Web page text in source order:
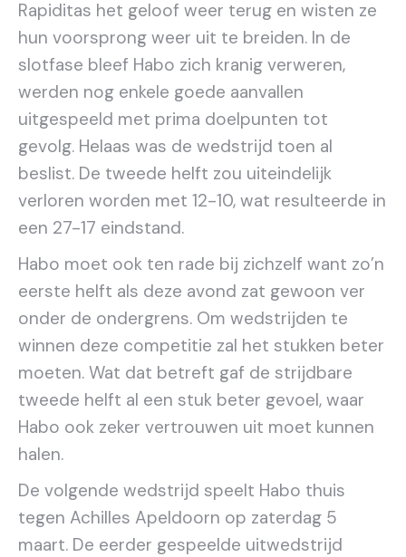
Rapiditas het geloof weer terug en wisten ze
hun voorsprong weer uit te breiden. In de
slotfase bleef Habo zich kranig verweren,
werden nog enkele goede aanvallen
uitgespeeld met prima doelpunten tot
gevolg. Helaas was de wedstrijd toen al
beslist. De tweede helft zou uiteindelijk
verloren worden met 12-10, wat resulteerde in
een 27-17 eindstand.
Habo moet ook ten rade bij zichzelf want zo’n
eerste helft als deze avond zat gewoon ver
onder de ondergrens. Om wedstrijden te
winnen deze competitie zal het stukken beter
moeten. Wat dat betreft gaf de strijdbare
tweede helft al een stuk beter gevoel, waar
Habo ook zeker vertrouwen uit moet kunnen
halen.
De volgende wedstrijd speelt Habo thuis
tegen Achilles Apeldoorn op zaterdag 5
maart. De eerder gespeelde uitwedstrijd